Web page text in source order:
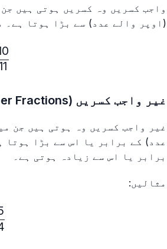
واجب کسریں وہ کسریں ہوتی ہیں
(اوپر والے عدد) سے بڑا ہوتا ہے۔
غیر واجب کسریں (Improper Fractions)
غیر واجب کسریں وہ ہوتی ہیں جن
برابر یا اس سے زیادہ ہوتی ہے۔
مثالیں: